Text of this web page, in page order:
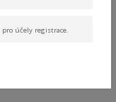
s
pro účely registrace.